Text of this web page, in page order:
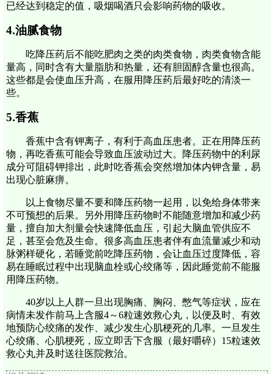
已经达到稳定的值，吸烟喝酒只会影响药物的吸收。
4.油腻食物
吃降压药后不能吃肥肉之类的肉类食物，肉类食物含能
量高，同时含有大量脂肪和热量，还有胆固醇含量也很高。
这些都是会使血压升高，在服用降压药后最好吃的清淡一
些。
5.香蕉
香蕉中含有钾离子，有利于高血压患者。正在用降压药
物，再吃香蕉可能会导致血压波动过大。降压药物中的利尿
成分可阻碍钾排出，此时吃香蕉会突然增加体内钾含量，易
出现心脏麻痹。
以上食物尽量不要和降压药物一起用，以免给身体带来
不可预想的后果。另外用降压药物时不能随意增加和减少药
量，擅自加大剂量会快速降低血压，引起大脑血管供应不
足，甚至会危及生命。很多高血压患者伴有血流量减少和动
脉粥样硬化，若睡觉前吃降压药物，会让血压过度降低，容
易在睡眠过程中出现脑血栓或心绞痛等，因此睡觉前不能服
用降压药物。
40岁以上人群一旦出现胸痛、胸闷、憋气等症状，应在
病情未发作前马上含服4～6粒速效救心丸，以便及时、有效
地预防心绞痛的发作、减少发生心肌梗死的几率。一旦发生
心绞痛、心肌梗死，应立即舌下含服（最好嚼碎）15粒速效
救心丸并及时送往医院救治。